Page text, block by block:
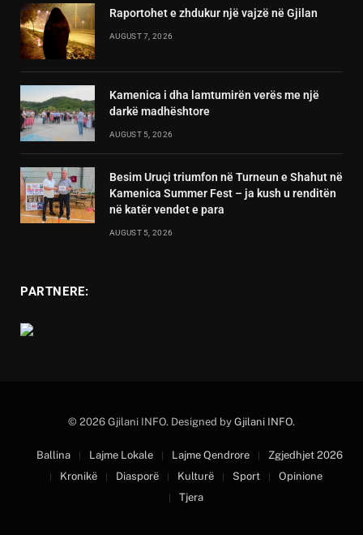
Raportohet e zhdukur një vajzë në Gjilan
AUGUST 7, 2026
Kamenica i dha lamtumirën verës me një
darkë madhështore
AUGUST 5, 2026
Besim Uruçi triumfon në Turneun e Shahut në
Kamenica Summer Fest – ja kush u renditën
në katër vendet e para
AUGUST 5, 2026
PARTNERE:
© 2026 Gjilani INFO. Designed by Gjilani INFO.
Ballina Lajme Lokale Lajme Qendrore
Zgjedhjet 2026
Kronikë
Diasporë Kulturë Sport
Opinione
Tjera